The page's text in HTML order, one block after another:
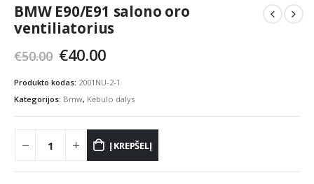
BMW E90/E91 salono oro
ventiliatorius
€50.00 Original
was:
€50.00.
€40.00Current
is:
€40.00.
Produkto kodas: 2001NU-2-1
Kategorijos: Bmw, Kėbulo dalys
Į KREPŠELĮ